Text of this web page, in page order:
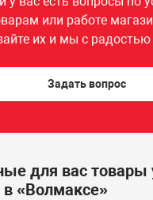
или работе
их и мы с радостью
Задать вопрос
для вас товары
«Волмаксе»